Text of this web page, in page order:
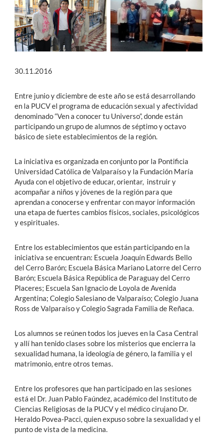
30.11.2016
Entre junio y diciembre de este año se está desarrollando
en la PUCV el programa de educación sexual y afectividad
denominado “Ven a conocer tu Universo”, donde están
participando un grupo de alumnos de séptimo y octavo
básico de siete establecimientos de la región.
La iniciativa es organizada en conjunto por la Pontificia
Universidad Católica de Valparaíso y la Fundación María
Ayuda con el objetivo de educar, orientar, instruir y
acompañar a niños y jóvenes de la región para que
aprendan a conocerse y enfrentar con mayor información
una etapa de fuertes cambios físicos, sociales, psicológicos
y espirituales.
Entre los establecimientos que están participando en la
iniciativa se encuentran: Escuela Joaquín Edwards Bello
del Cerro Barón; Escuela Básica Mariano Latorre del Cerro
Barón; Escuela Básica República de Paraguay del Cerro
Placeres; Escuela San Ignacio de Loyola de Avenida
Argentina; Colegio Salesiano de Valparaíso; Colegio Juana
Ross de Valparaíso y Colegio Sagrada Familia de Reñaca.
Los alumnos se reúnen todos los jueves en la Casa Central
y allí han tenido clases sobre los misterios que encierra la
sexualidad humana, la ideología de género, la familia y el
matrimonio, entre otros temas.
Entre los profesores que han participado en las sesiones
está el Dr. Juan Pablo Faúndez, académico del Instituto de
Ciencias Religiosas de la PUCV y el médico cirujano Dr.
Heraldo Povea-Pacci, quien expuso sobre la sexualidad y el
punto de vista de la medicina.